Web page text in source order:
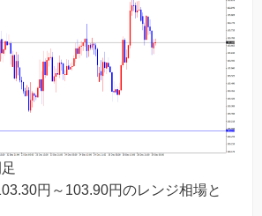
円～103.90円のレンジ相場と